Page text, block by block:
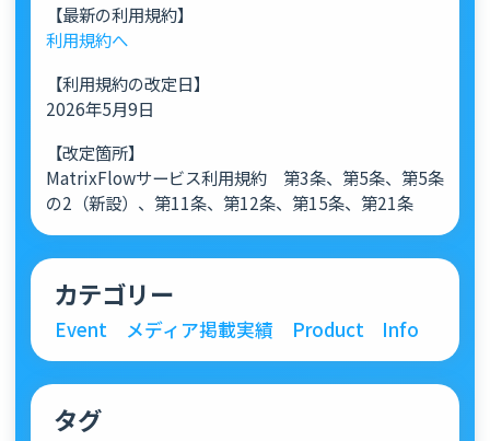
【最新の利用規約】
利用規約へ
【利用規約の改定日】
2026年5月9日
【改定箇所】
MatrixFlowサービス利用規約 第3条、第5条、第5条
の2（新設）、第11条、第12条、第15条、第21条
カテゴリー
Event メディア掲載実績 Product Info
タグ